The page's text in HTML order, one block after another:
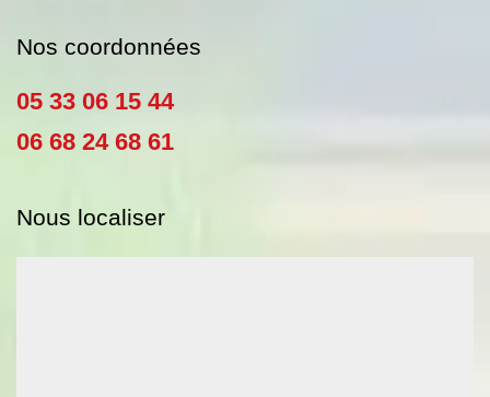
Nos coordonnées
05 33 06 15 44
06 68 24 68 61
Nous localiser